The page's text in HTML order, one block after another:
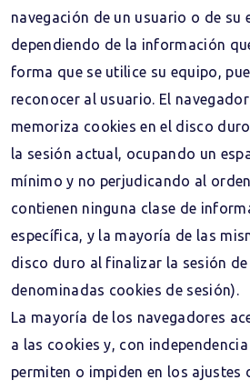
navegación de un usuario o de su
dependiendo de la información
forma que se utilice su equipo,
reconocer al usuario. El
memoriza cookies en el disco
la sesión actual, ocupando un
mínimo y no perjudicando al
contienen ninguna clase de
específica, y la mayoría de las
disco duro al finalizar la sesión
denominadas cookies de sesión).
La mayoría de los navegadores
a las cookies y, con
permiten o impiden en los ajustes